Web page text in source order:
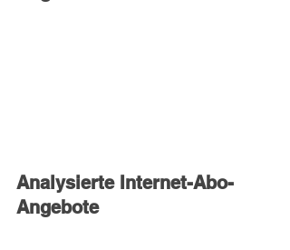
Analysierte Internet-Abo-
Angebote